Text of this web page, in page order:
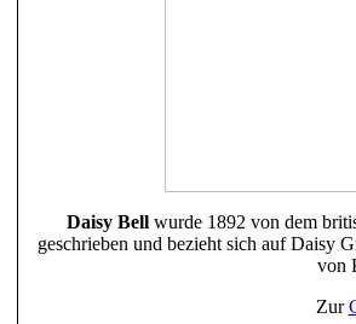
Daisy Bellwurde 1892 von dem
geschrieben und bezieht sich auf Daisy
von
Zur